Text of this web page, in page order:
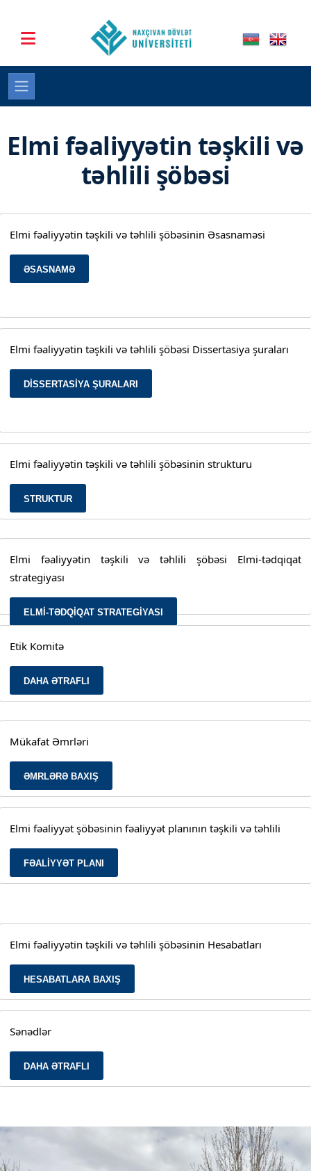
Elmi fəaliyyətin təşkili və
təhlili şöbəsi
Elmi fəaliyyətin təşkili və təhlili şöbəsinin Əsasnaməsi
ƏSASNAMƏ
Elmi fəaliyyətin təşkili və təhlili şöbəsi Dissertasiya şuraları
DISSERTASIYA ŞURALARI
Elmi fəaliyyətin təşkili və təhlili şöbəsinin strukturu
STRUKTUR
Elmi fəaliyyətin təşkili və təhlili şöbəsi Elmi-tədqiqat
strategiyası
ELMI-TƏDQIQAT STRATEGIYASI
Etik Komitə
DAHA ƏTRAFLI
Mükafat Əmrləri
ƏMRLƏRƏ BAXIŞ
Elmi fəaliyyət şöbəsinin fəaliyyət planının təşkili və təhlili
FƏALİYYƏT PLANI
Elmi fəaliyyətin təşkili və təhlili şöbəsinin Hesabatları
HESABATLARA BAXIŞ
Sənədlər
DAHA ƏTRAFLI